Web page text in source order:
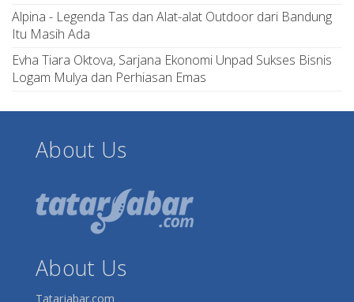
Alpina - Legenda Tas dan Alat-alat Outdoor dari Bandung
Itu Masih Ada
Evha Tiara Oktova, Sarjana Ekonomi Unpad Sukses Bisnis
Logam Mulya dan Perhiasan Emas
About Us
About Us
Tatarjabar.com